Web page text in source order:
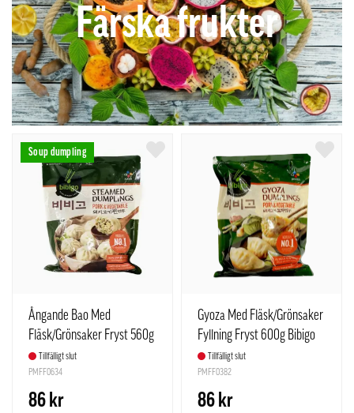
Färska frukter
Soup dumpling
Ångande Bao Med
Fläsk/Grönsaker Fryst 560g
Bibigo Korea
Tillfälligt slut
PMFF0634
86 kr
Gyoza Med Fläsk/Grönsaker
Fyllning Fryst 600g Bibigo
KoreaTillfälligt slut
PMFF0382
86 kr